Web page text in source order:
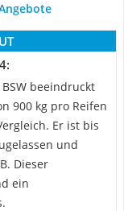
beeindruckt
900 kg pro Reifen
Er ist bis
und
Dieser
ein